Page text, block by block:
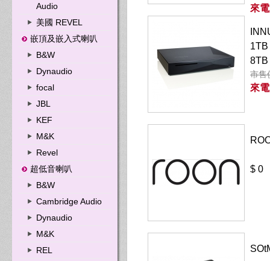
Audio
美國 REVEL
嵌頂及嵌入式喇叭
B&W
Dynaudio
focal
JBL
KEF
M&K
Revel
超低音喇叭
B&W
Cambridge Audio
Dynaudio
M&K
REL
來
8TB
市售
來
$ 0